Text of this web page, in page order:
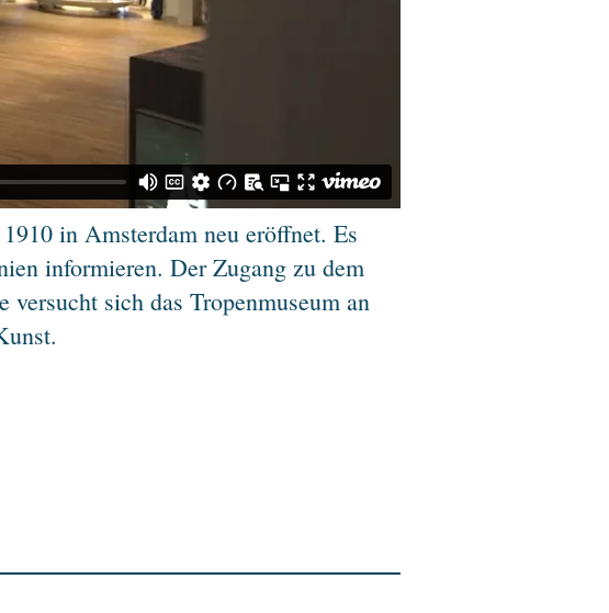
in Amsterdam neu eröffnet. Es
informieren. Der Zugang zu dem
sich das Tropenmuseum an